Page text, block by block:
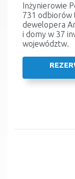
Inżynierowie
731 odbiorów
dewelopera
i domy w 37
województw.